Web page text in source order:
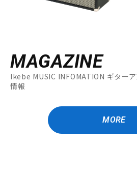
MAGAZINE
Ikebe MUSIC INFOMATION ギター
情報
MORE